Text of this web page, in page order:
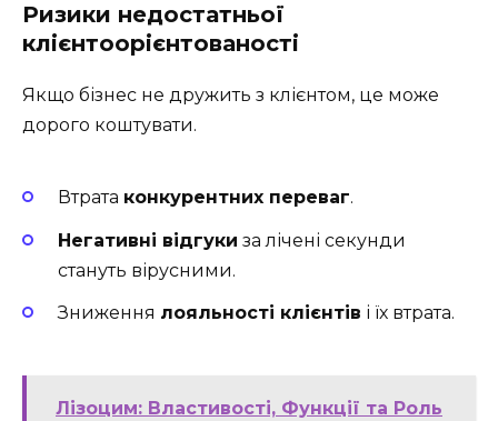
Ризики недостатньої
клієнтоорієнтованості
Якщо бізнес не дружить з клієнтом, це може
дорого коштувати.
Втрата конкурентних переваг.
Негативні відгуки за лічені секунди
стануть вірусними.
Зниження лояльності клієнтів і їх втрата.
Лізоцим: Властивості, Функції та Роль